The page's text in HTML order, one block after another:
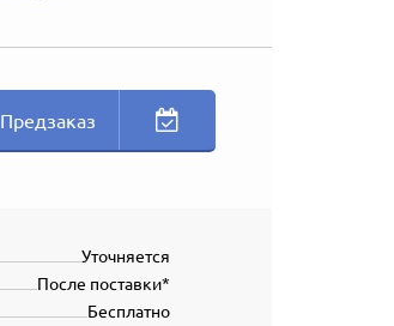
Предзаказ
Уточняется
После поставки*
Бесплатно